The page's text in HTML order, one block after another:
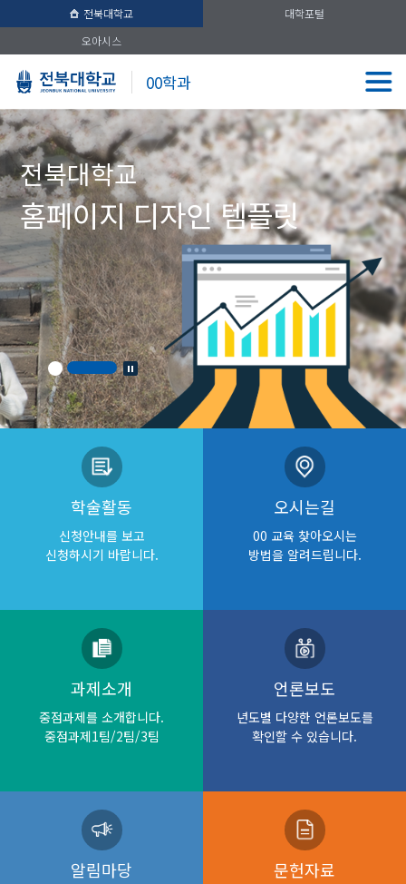
전북대학교
대학포털
오아시스
00학과
전북대학교
홈페이지 디자인 템플릿
학술활동
신청안내를 보고
신청하시기 바랍니다.
오시는길
00 교육 찾아오시는
방법을 알려드립니다.
과제소개
중점과제를 소개합니다.
중점과제1팀/2팀/3팀
언론보도
년도별 다양한 언론보도를
확인할 수 있습니다.
알림마당 문헌자료